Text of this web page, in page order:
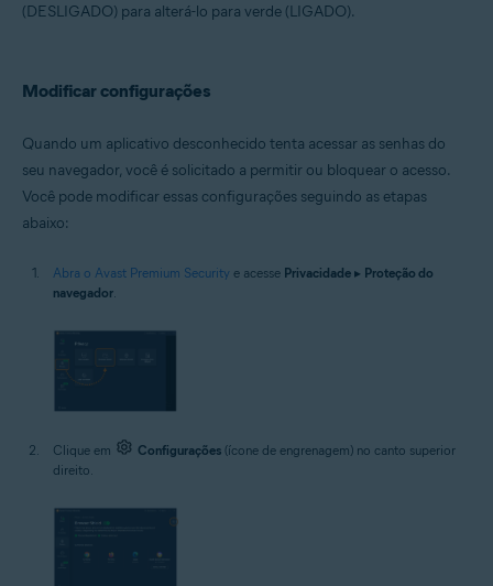
(DESLIGADO) para alterá-lo para verde (LIGADO).
Modificar configurações
Quando um aplicativo desconhecido tenta acessar as senhas do
seu navegador, você é solicitado a permitir ou bloquear o acesso.
Você pode modificar essas configurações seguindo as etapas
abaixo:
Abra o Avast Premium Security e acesse Privacidade ▸ Proteção do
navegador
Clique em Configurações (ícone de engrenagem) no canto superior
direito.